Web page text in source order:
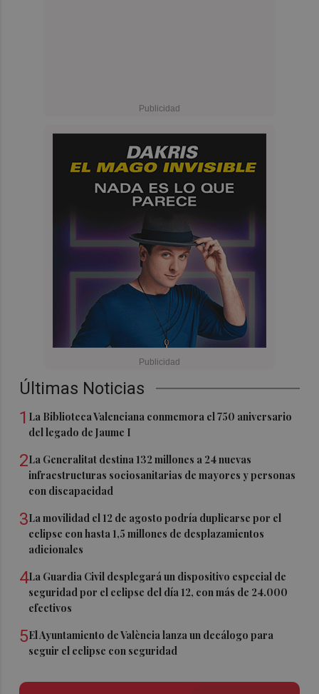
Últimas Noticias
1 La Biblioteca Valenciana conmemora el 750 aniversario
del legado de Jaume I
2La Generalitat destina 132 millones a 24 nuevas
infraestructuras sociosanitarias de mayores y personas
con discapacidad
3La movilidad el 12 de agosto podría duplicarse por el
eclipse con hasta 1,5 millones de desplazamientos
adicionales
4La Guardia Civil desplegará un dispositivo especial de
seguridad por el eclipse del día 12, con más de 24.000
efectivos
5El Ayuntamiento de València lanza un decálogo para
seguir el eclipse con seguridad